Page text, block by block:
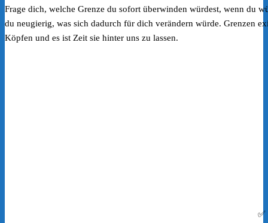
Frage dich, welche Grenze du sofort überwinden würdest, wenn du
du neugierig, was sich dadurch für dich verändern würde. Grenzen
Köpfen und es ist Zeit sie hinter uns zu lassen.
✅